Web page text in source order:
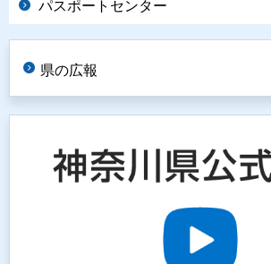
パスポートセンター
県の広報